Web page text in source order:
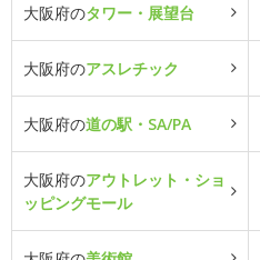
大阪府のタワー・展望台
大阪府のアスレチック
大阪府の道の駅・SA/PA
大阪府のアウトレット・ショ
ッピングモール